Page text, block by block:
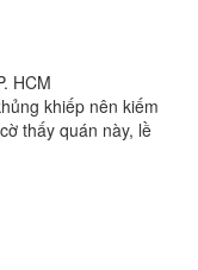
HCM
khiếp nên kiếm
thấy quán này, lề